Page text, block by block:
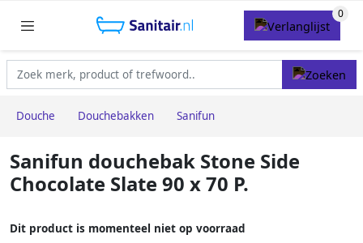
Douche Douchebakken Sanifun
Sanifun douchebak Stone Side
Chocolate Slate 90 x 70 P.
Dit product is momenteel niet op voorraad